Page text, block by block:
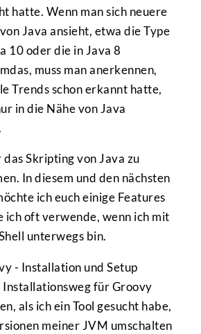
hatte. Wenn man sich neuere
Java ansieht, etwa die Type
10 oder die in Java 8
muss man anerkennen,
Trends schon erkannt hatte,
in die Nähe von Java
das Skripting von Java zu
In diesem und den nächsten
ich euch einige Features
ich oft verwende, wenn ich mit
unterwegs bin.
- Installation und Setup
Installationsweg für Groovy
als ich ein Tool gesucht habe,
meiner JVM umschalten